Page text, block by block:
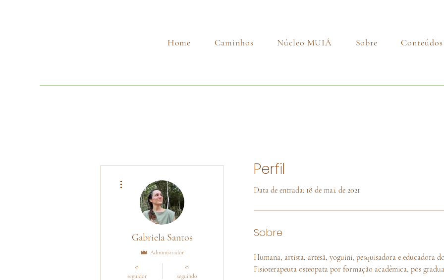
Home Caminhos Núcleo MUIÁ Sobre Conteúdos
Perfil
Data de entrada: 18 de mai. de 2021
Sobre
Humana, artista, artesã, yoguini, pesquisadora e educadora
Fisioterapeuta osteopata por formação acadêmica, pós
Gabriela Santos
Administrador
0
seguidor
0
seguindo